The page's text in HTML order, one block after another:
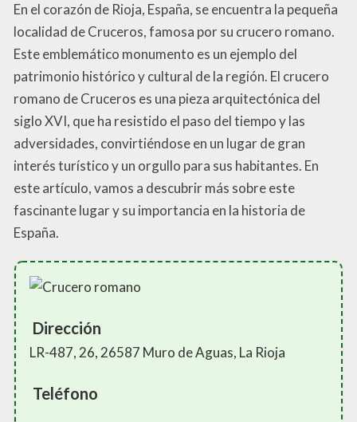
En el corazón de Rioja, España, se encuentra la pequeña
localidad de Cruceros, famosa por su crucero romano.
Este emblemático monumento es un ejemplo del
patrimonio histórico y cultural de la región. El crucero
romano de Cruceros es una pieza arquitectónica del
siglo XVI, que ha resistido el paso del tiempo y las
adversidades, convirtiéndose en un lugar de gran
interés turístico y un orgullo para sus habitantes. En
este artículo, vamos a descubrir más sobre este
fascinante lugar y su importancia en la historia de
España.
Dirección
LR-487, 26, 26587 Muro de Aguas, La Rioja
Teléfono